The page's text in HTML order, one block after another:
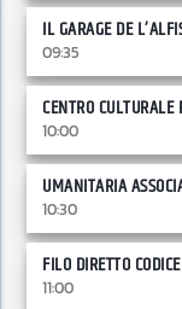
IL GARAGE DE
09:35
CENTRO CULTURALE
10:00
UMANITARIA
10:30
FILO DIRETTO
11:00